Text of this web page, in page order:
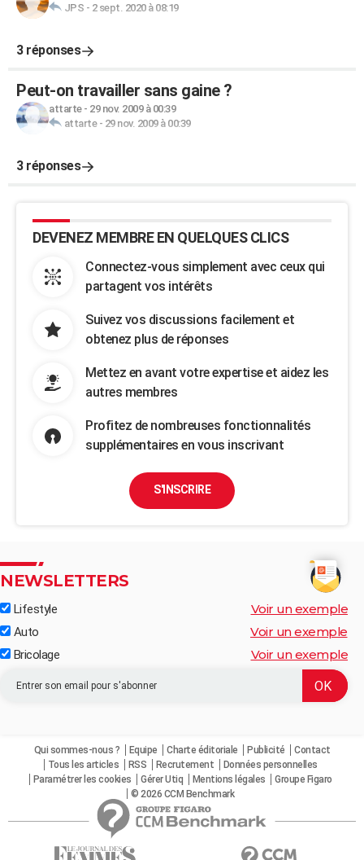
JPS - 2 sept. 2020 à 08:19
3 réponses
Peut-on travailler sans gaine ?
attarte- 29 nov. 2009 à 00:39
attarte- 29 nov. 2009 à 00:39
3 réponses
DEVENEZ MEMBRE EN QUELQUES CLICS
Connectez-vous simplement avec ceux qui
partagent vos intérêts
Suivez vos discussions facilement et
obtenez plus de réponses
Mettez en avant votre expertise et aidez les
autres membres
Profitez de nombreuses fonctionnalités
supplémentaires en vous inscrivant
S'INSCRIRE
NEWSLETTERS
Lifestyle Voir un exemple
Auto Voir un exemple
Bricolage Voir un exemple
Qui sommes-nous ? Equipe Charte éditoriale Publicité
Contact
Tous les articles
RSS Recrutement
Données personnelles
Paramétrer les cookies
Gérer Utiq Mentions légales
Groupe Figaro
© 2026 CCM Benchmark